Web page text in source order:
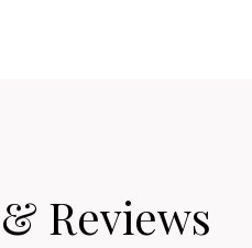
Reviews